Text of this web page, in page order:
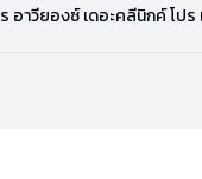
าวียองซ์ เดอะคลีนิกค์ โปร